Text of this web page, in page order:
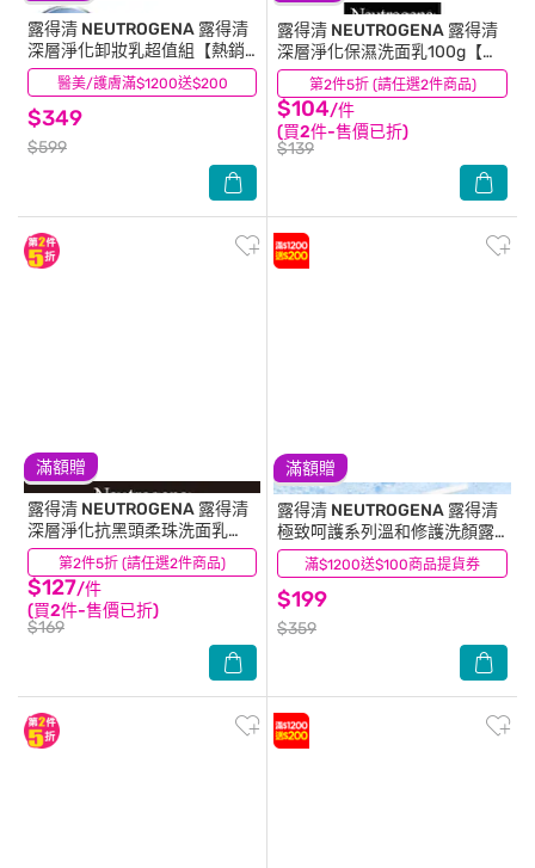
醫美/護膚滿$1200送$200
露得清 NEUTROGENA 露得清
深層淨化卸妝乳超值組【熱銷
回饋組】
$349
$599
(480) 第2件5折 (請任選2件商品)
露得清 NEUTROGENA 露得清
深層淨化保濕洗面乳100g【保
濕彈潤】
$104/件
(買2件-售價已折)
$139
(33)
滿額贈
第2件5折 (請任選2件商品)
露得清 NEUTROGENA 露得清
深層淨化抗黑頭柔珠洗面乳
100G【毛孔清潔】
$127/件
(買2件-售價已折)
$169
(24)
滿額贈
滿$1200送$100商品提貨券
露得清 NEUTROGENA 露得清
極致呵護系列溫和修護洗顏露
200ml
$199
$359
(29)